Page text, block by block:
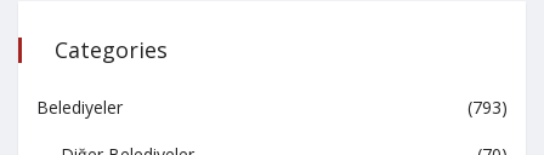
Categories
Belediyeler (793)